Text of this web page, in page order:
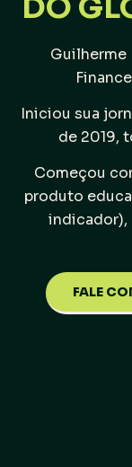
Guilherme
Iniciou sua
de 2019,
Começou
produto
indicador),
FALE